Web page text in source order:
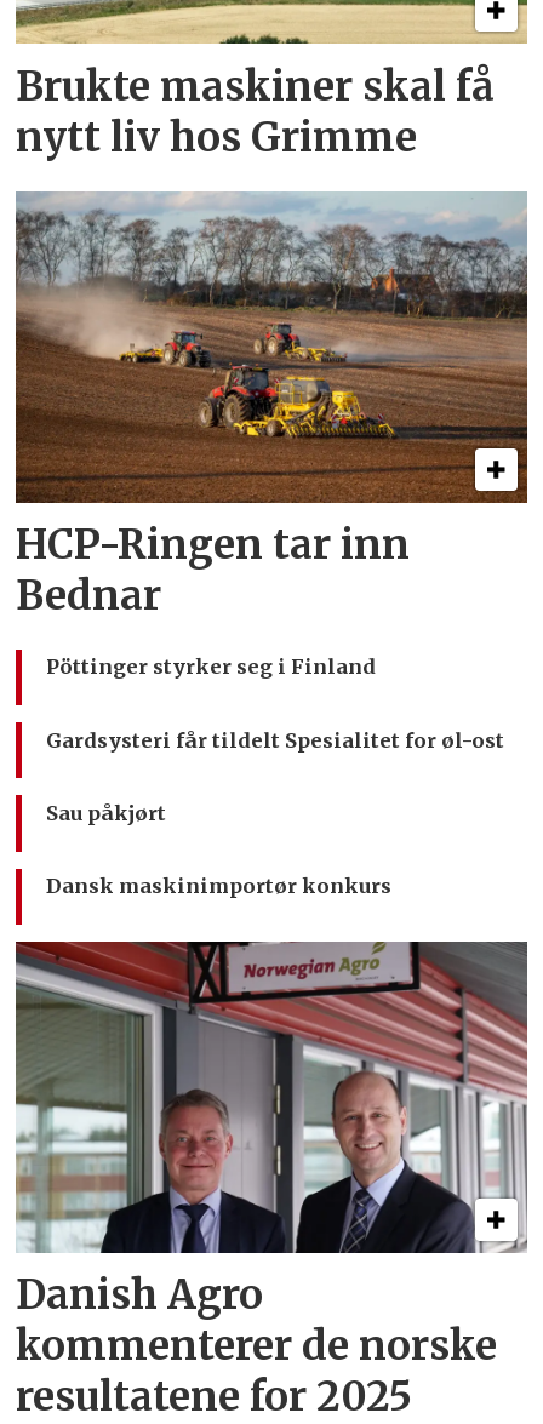
Brukte maskiner skal få
nytt liv hos Grimme
HCP-Ringen tar inn
Bednar
Pöttinger styrker seg i Finland
Gardsysteri får tildelt Spesialitet for øl-ost
Sau påkjørt
Dansk maskinimportør konkurs
Danish Agro
kommenterer de norske
resultatene for 2025